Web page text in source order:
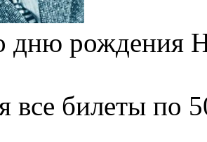
дню рождения
все билеты по